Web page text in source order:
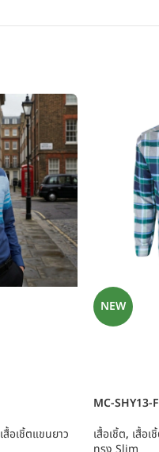
เสื้อเชิ้ตแขนยาว
NEW
MC-SHY13-
เสื้อเชิ้ต, เสื้อเ